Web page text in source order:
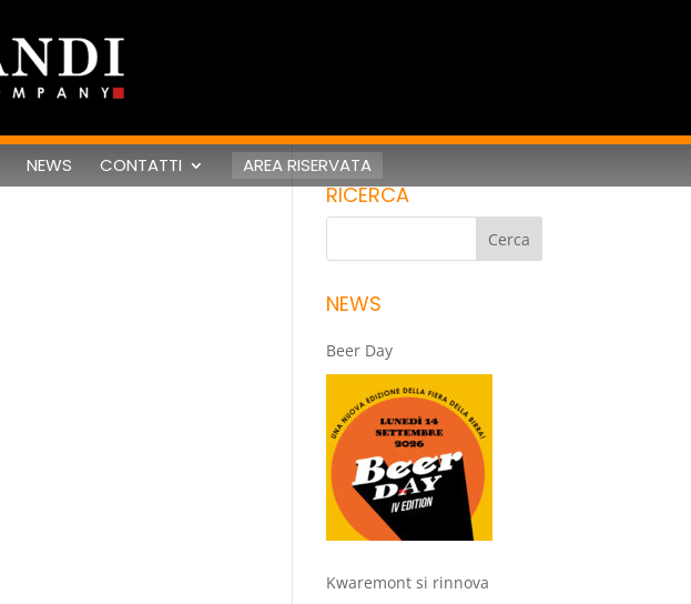
NEWS CONTATTI AREA RISERVATA
RICERCA
NEWS
Beer Day
Kwaremont si rinnova